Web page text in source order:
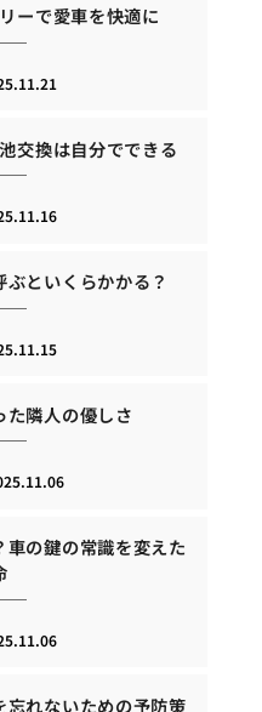
ーで愛車を快適に
交換は自分でできる
といくらかかる？
隣人の優しさ
の鍵の常識を変えた
れないための予防策